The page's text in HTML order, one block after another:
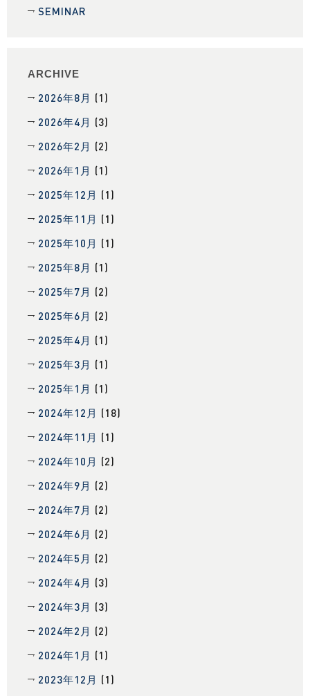
SEMINAR
ARCHIVE
2026年8月 (1)
2026年4月 (3)
2026年2月 (2)
2026年1月 (1)
2025年12月 (1)
2025年11月 (1)
2025年10月 (1)
2025年8月 (1)
2025年7月 (2)
2025年6月 (2)
2025年4月 (1)
2025年3月 (1)
2025年1月 (1)
2024年12月 (18)
2024年11月 (1)
2024年10月 (2)
2024年9月 (2)
2024年7月 (2)
2024年6月 (2)
2024年5月 (2)
2024年4月 (3)
2024年3月 (3)
2024年2月 (2)
2024年1月 (1)
2023年12月 (1)